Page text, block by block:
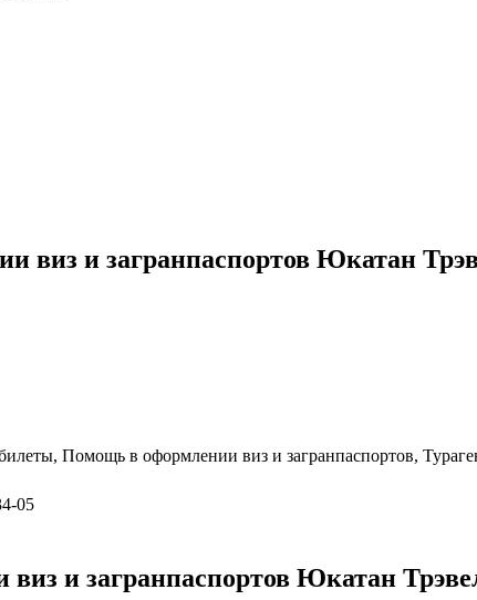
виз и загранпаспортов Юкатан
Помощь в оформлении виз и загранпаспортов,
05
и загранпаспортов Юкатан